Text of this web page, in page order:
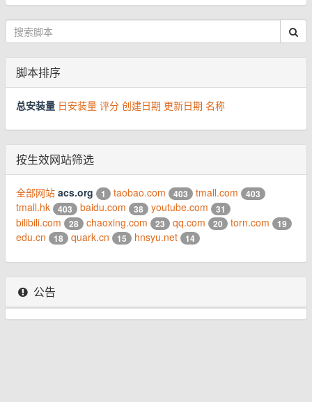
脚本排序
总安装量 日安装量 评分 创建日期 更新日期 名称
按生效网站筛选
全部网站 acs.org 1 taobao.com 403 tmall.com 403
tmall.hk 403 baidu.com 38 youtube.com 31
bilibili.com 28 chaoxing.com 23 qq.com 20 torn.com 19
edu.cn 18 quark.cn 15 hnsyu.net 14
公告